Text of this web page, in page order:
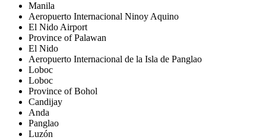
Manila
Aeropuerto Internacional Ninoy Aquino
El Nido Airport
Province of Palawan
El Nido
Aeropuerto Internacional de la Isla de Panglao
Loboc
Loboc
Province of Bohol
Candijay
Anda
Panglao
Luzón